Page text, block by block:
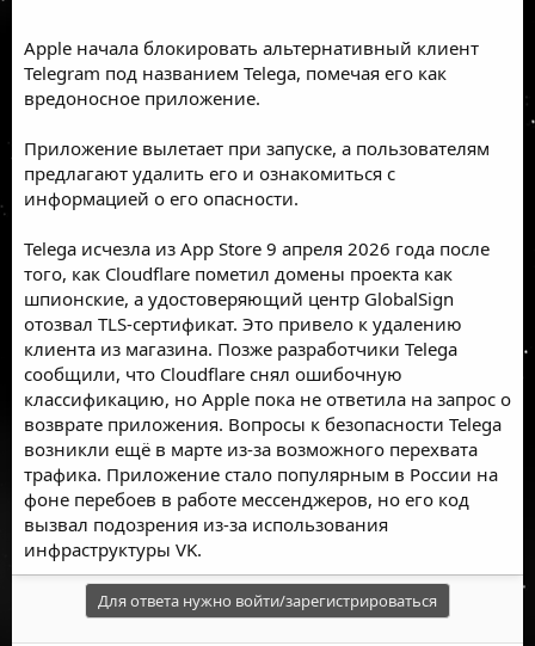
Apple начала блокировать альтернативный клиент
Telegram под названием Telega, помечая его как
вредоносное приложение.
Приложение вылетает при запуске, а пользователям
предлагают удалить его и ознакомиться с
информацией о его опасности.
Telega исчезла из App Store 9 апреля 2026 года после
того, как Cloudflare пометил домены проекта как
шпионские, а удостоверяющий центр GlobalSign
отозвал TLS-сертификат. Это привело к удалению
клиента из магазина. Позже разработчики Telega
сообщили, что Cloudflare снял ошибочную
классификацию, но Apple пока не ответила на запрос о
возврате приложения. Вопросы к безопасности Telega
возникли ещё в марте из-за возможного перехвата
трафика. Приложение стало популярным в России на
фоне перебоев в работе мессенджеров, но его код
вызвал подозрения из-за использования
инфраструктуры VK.
Для ответа нужно войти/зарегистрироваться